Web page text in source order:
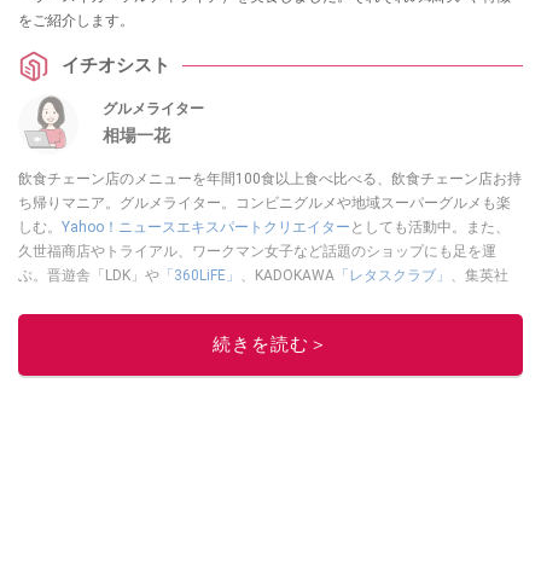
をご紹介します。
イチオシスト
グルメライター
相場一花
飲食チェーン店のメニューを年間100食以上食べ比べる、飲食チェーン店お持
ち帰りマニア。グルメライター。コンビニグルメや地域スーパーグルメも楽
しむ。 Yahoo！ニュースエキスパートクリエイター としても活動中。また、
久世福商店やトライアル、ワークマン女子など話題のショップにも足を運
ぶ。晋遊舎「LDK」や 「360LiFE」 、KADOKAWA 「レタスクラブ」
、集英社
ルメライター、食の専門家として出演実績あり。
続きを読む＞